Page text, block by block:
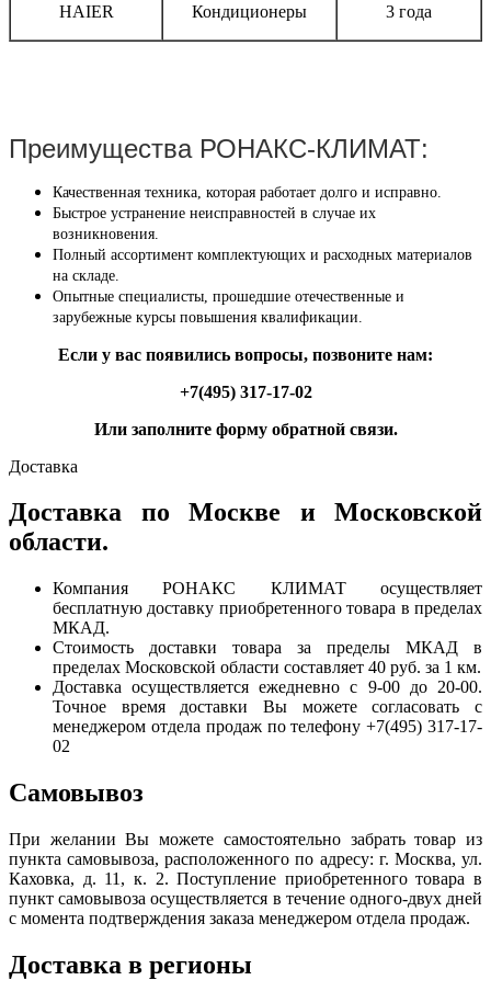
HAIER Кондиционеры 3 года
Преимущества РОНАКС-КЛИМАТ:
Качественная техника, которая работает долго и исправно.
Быстрое устранение неисправностей в случае их
возникновения.
Полный ассортимент комплектующих и расходных материалов
на складе.
Опытные специалисты, прошедшие отечественные и
зарубежные курсы повышения квалификации.
Если у вас появились вопросы, позвоните нам:
+7(495) 317-17-02
Или заполните форму обратной связи.
Доставка
Доставка по Москве и Московской
области.
Компания РОНАКС КЛИМАТ осуществляет
бесплатную доставку приобретенного товара в пределах
МКАД.
Стоимость доставки товара за пределы МКАД в
пределах Московской области составляет 40 руб. за 1 км.
Доставка осуществляется ежедневно с 9-00 до 20-00.
Точное время доставки Вы можете согласовать с
менеджером отдела продаж по телефону +7(495) 317-17-
02
Самовывоз
При желании Вы можете самостоятельно забрать товар из
пункта самовывоза, расположенного по адресу: г. Москва, ул.
Каховка, д. 11, к. 2. Поступление приобретенного товара в
пункт самовывоза осуществляется в течение одного-двух дней
с момента подтверждения заказа менеджером отдела продаж.
Доставка в регионы